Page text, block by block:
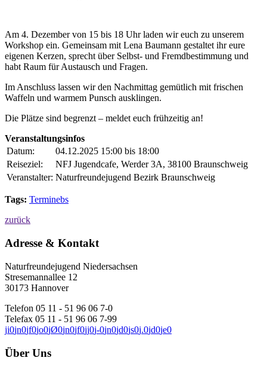
Am 4. Dezember von 15 bis 18 Uhr laden wir euch zu unserem
Workshop ein. Gemeinsam mit Lena Baumann gestaltet ihr eure
eigenen Kerzen, sprecht über Selbst- und Fremdbestimmung und
habt Raum für Austausch und Fragen.
Im Anschluss lassen wir den Nachmittag gemütlich mit frischen
Waffeln und warmem Punsch ausklingen.
Die Plätze sind begrenzt – meldet euch frühzeitig an!
Veranstaltungsinfos
Datum:
04.12.2025 15:00 bis 18:00
Reiseziel:
NFJ Jugendcafe, Werder 3A, 38100 Braunschweig
Veranstalter: Naturfreundejugend Bezirk Braunschweig
Tags: Terminebs
zurück
Adresse & Kontakt
Naturfreundejugend Niedersachsen
Stresemannallee 12
30173 Hannover
Telefon 05 11 - 51 96 06 7-0
Telefax 05 11 - 51 96 06 7-99
ji0jn0jf0jo0jØ0jn0jf0jj0j-0jn0jd0js0j.0jd0je0
Über Uns